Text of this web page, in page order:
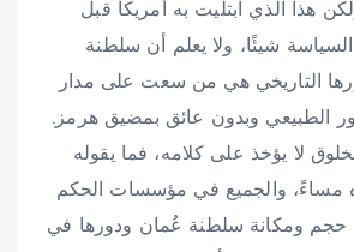
هذا الذي ابتليت به أمريكا قبل
السياسة شيئًا، ولا يعلم أن سلطنة
التاريخي هي من سعت على مدار
الطبيعي وبدون عائق بمضيق هرمز.
لا يؤخذ على كلامه، فما يقوله
مساءً، والجميع في مؤسسات الحكم
حجم ومكانة سلطنة عُمان ودورها في